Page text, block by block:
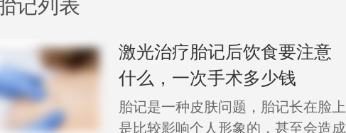
记列表
激光治疗胎记后饮食要注意
什么，一次手术多少钱
胎记是一种皮肤问题，胎记长在脸上
是比较影响个人形象的，甚至会造成